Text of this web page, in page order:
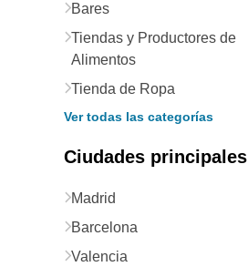
Bares
Tiendas y Productores de
Alimentos
Tienda de Ropa
Ver todas las categorías
Ciudades principales
Madrid
Barcelona
Valencia